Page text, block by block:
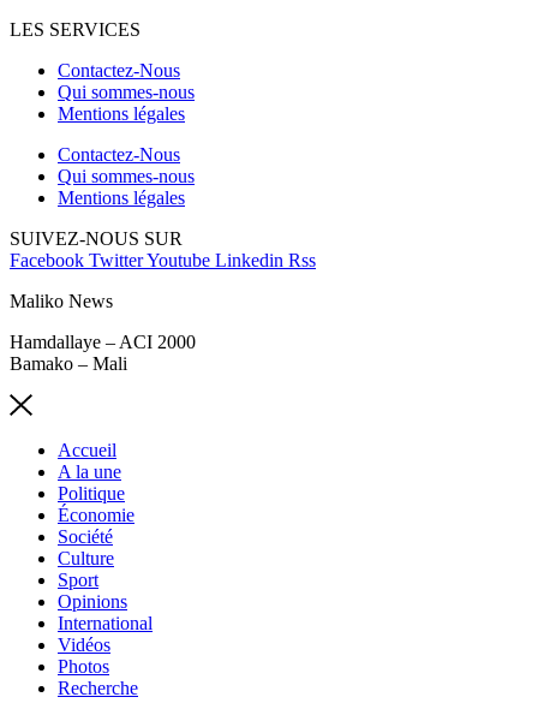
LES SERVICES
Contactez-Nous
Qui sommes-nous
Mentions légales
Contactez-Nous
Qui sommes-nous
Mentions légales
SUIVEZ-NOUS SUR
Facebook TwitterYoutube Linkedin Rss
Maliko News
Hamdallaye – ACI 2000
Bamako – Mali
Accueil
A la une
Politique
Économie
Société
Culture
Sport
Opinions
International
Vidéos
Photos
Recherche